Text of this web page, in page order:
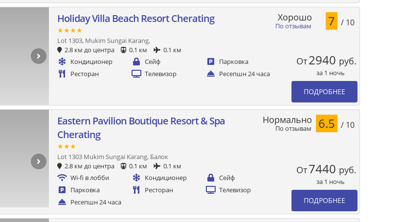
Holiday Villa Beach Resort Cherating
★★★★
Lot 1303, Mukim Sungai Karang,
2.8 км до центра
0.1 км
0.1 км
Кондиционер
Сейф
Парковка
Ресторан
Телевизор Ресепшн 24 часа
По отзывам
Хорошо 7 / 10
От2940 руб.
за 1 ночь
ПОДРОБНЕЕ
Eastern Pavilion Boutique Resort & Spa
Cherating
★★★
Lot 1303 Mukim Sungai Karang, Балок
2.8 км до центра
0.1 км
0.1 км
Wi-fi в лобби
Кондиционер
Сейф
Парковка
Ресторан
Телевизор
Ресепшн 24 часа
По отзывам
Нормально 6.5 / 10
От7440 руб.
за 1 ночь
ПОДРОБНЕЕ